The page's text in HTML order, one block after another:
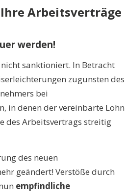
Ihre Arbeitsverträge
werden!
sanktioniert. In Betracht
zugunsten des
bei
in denen der vereinbarte Lohn
des Arbeitsvertrags streitig
des neuen
geändert! Verstöße durch
empfindliche